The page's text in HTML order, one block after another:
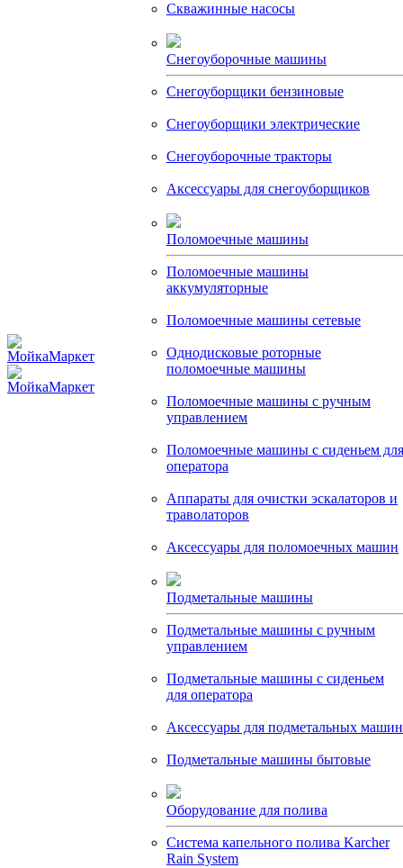
Скважинные насосы
Снегоуборочные машины
Снегоуборщики бензиновые
Снегоуборщики электрические
Снегоуборочные тракторы
Аксессуары для снегоуборщиков
Поломоечные машины
Поломоечные машины
аккумуляторные
Поломоечные машины сетевые
Однодисковые роторные
поломоечные машины
Поломоечные машины с ручным
управлением
Поломоечные машины с сиденьем для
оператора
Аппараты для очистки эскалаторов и
траволаторов
Аксессуары для поломоечных машин
Подметальные машины
Подметальные машины с ручным
управлением
Подметальные машины с сиденьем
для оператора
Аксессуары для подметальных машин
Подметальные машины бытовые
Оборудование для полива
Система капельного полива Karcher
Rain System